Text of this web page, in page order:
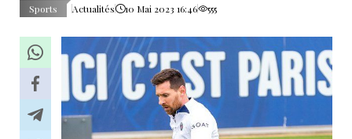
Sports Actualités 10 Mai 2023 16:46 555